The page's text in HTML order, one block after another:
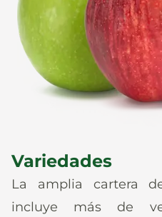
Noticias
En
Variedades
La amplia cartera
incluye más de